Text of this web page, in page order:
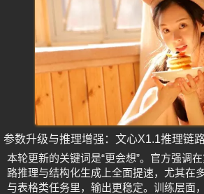
参数升级与推理增强：文心X1.1推理链
本轮更新的关键词是“更会想”。官方强调
路推理与结构化生成上全面提速，尤其在
与表格类任务里，输出更稳定。训练层面